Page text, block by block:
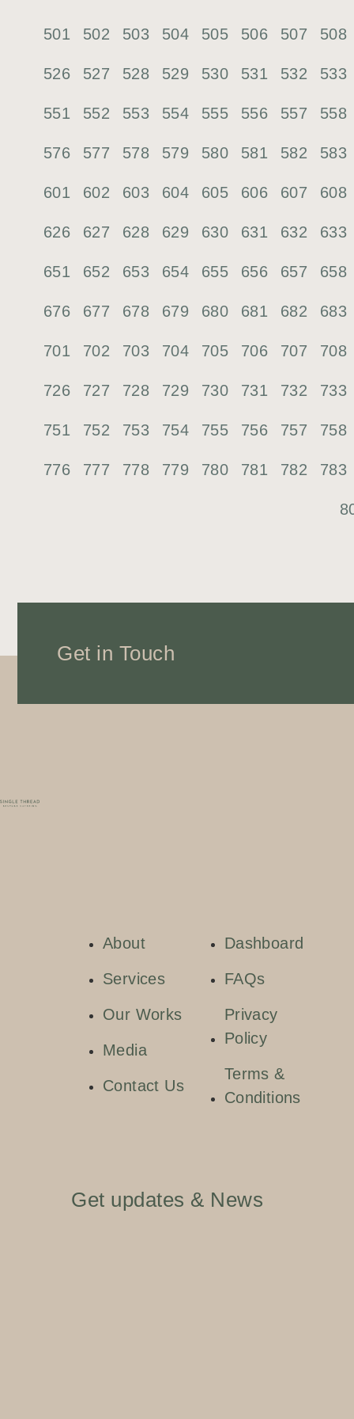
501 502 503 504 505 506 507 508
526 527 528 529 530 531 532 533
551 552 553 554 555 556 557 558
576 577 578 579 580 581 582 583
601 602 603 604 605 606 607 608
626 627 628 629 630 631 632 633
651 652 653 654 655 656 657 658
676 677 678 679 680 681 682 683
701 702 703 704 705 706 707 708
726 727 728 729 730 731 732 733
751 752 753 754 755 756 757 758
776 777 778 779 780 781 782 783
Get in Touch
About
Services
Our Works
Media
Contact Us
Dashboard
FAQs
Privacy
Policy
Terms &
Conditions
Get updates & News